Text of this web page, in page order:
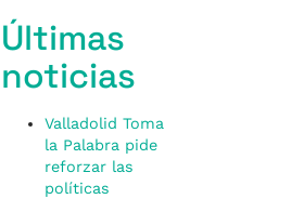
Últimas
noticias
Valladolid Toma
la Palabra pide
reforzar las
políticas